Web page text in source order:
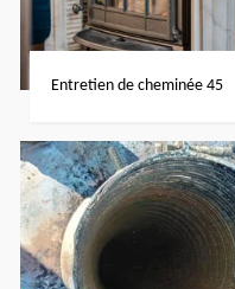
Entretien de cheminée 45